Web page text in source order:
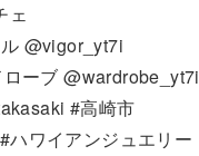
ェ
@vigor_yt7i
ーブ @wardrobe_yt7i
#高崎市
ワイアンジュエリー